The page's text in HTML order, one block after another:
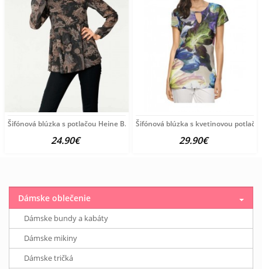
Šifónová blúzka s potlačou Heine B.C., čierno-farebná
24.90€
Šifónová blúzka s kvetinovou
29.90€
Dámske oblečenie
Dámske bundy a kabáty
Dámske mikiny
Dámske tričká